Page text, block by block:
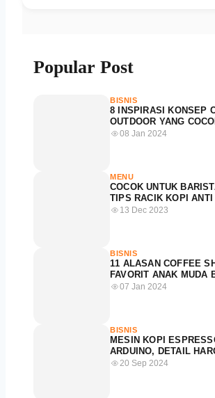
Popular Post
BISNIS
8 INSPIRASI KONSEP
OUTDOOR YANG
SPOT NONGKRONG
08 Jan 2024
MENU
COCOK UNTUK
TIPS RACIK KOPI
DENGAN MESIN KOPI
13 Dec 2023
BISNIS
11 ALASAN COFFEE
FAVORIT ANAK MUDA
NONGKRONG
07 Jan 2024
BISNIS
MESIN KOPI
ARDUINO, DETAIL
HARGANYA DAN
20 Sep 2024